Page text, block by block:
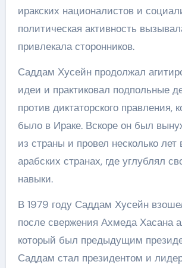
иракских националистов и
политическая активность
привлекала сторонников.
Саддам Хусейн продолжал
идеи и практиковал подпольные
против диктаторского правления,
было в Ираке. Вскоре он был
из страны и провел несколько лет
арабских странах, где углублял
навыки.
В 1979 году Саддам Хусейн
после свержения Ахмеда Хасана
который был предыдущим
Саддам стал президентом и